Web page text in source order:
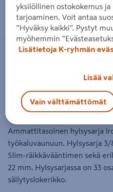
Zoomaa kuvaa
Hylsysarja Ironside
Tuotenumero:502242520 EAN-
Ammattitasoinen hylsysarja
työkaluvaunuun. Hylsysarja 3/
Slim-räikkävääntimen sekä
22 mm. Hylsysarjassa on 33
säilytyslokerikko.
yksilöllinen ostokokemus
tarjoaminen. Voit antaa
”Hyväksy kaikki”. Pystyt
myöhemmin
Lisätietoja K-ryhmän
Lisää
Vain välttämättömät